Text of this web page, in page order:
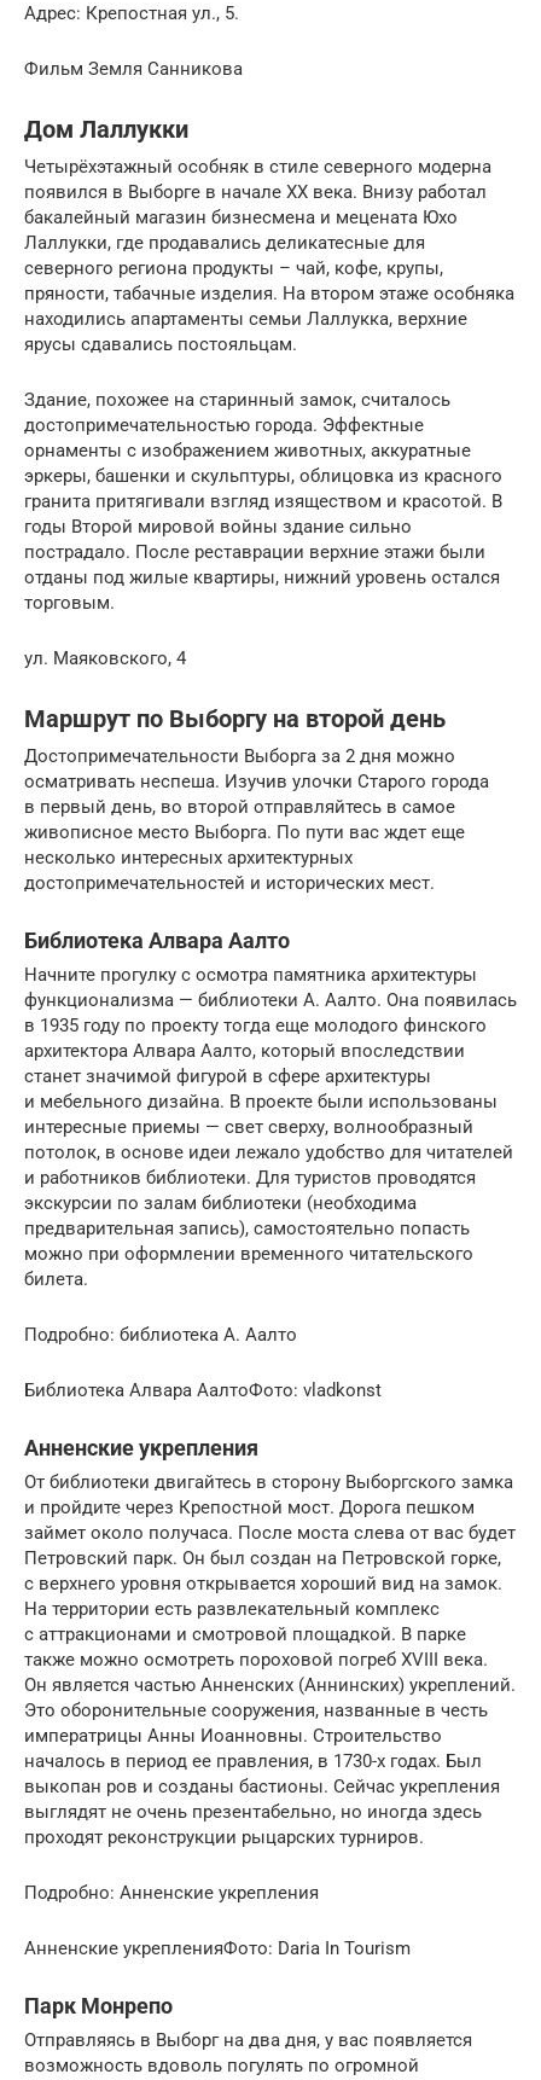
Адрес: Крепостная ул., 5.
Фильм Земля Санникова
Дом Лаллукки
Четырёхэтажный особняк в стиле северного модерна
появился в Выборге в начале XX века. Внизу работал
бакалейный магазин бизнесмена и мецената Юхо
Лаллукки, где продавались деликатесные для
северного региона продукты – чай, кофе, крупы,
пряности, табачные изделия. На втором этаже особняка
находились апартаменты семьи Лаллукка, верхние
ярусы сдавались постояльцам.
Здание, похожее на старинный замок, считалось
достопримечательностью города. Эффектные
орнаменты с изображением животных, аккуратные
эркеры, башенки и скульптуры, облицовка из красного
гранита притягивали взгляд изяществом и красотой. В
годы Второй мировой войны здание сильно
пострадало. После реставрации верхние этажи были
отданы под жилые квартиры, нижний уровень остался
торговым.
ул. Маяковского, 4
Маршрут по Выборгу на второй день
Достопримечательности Выборга за 2 дня можно
осматривать неспеша. Изучив улочки Старого города
в первый день, во второй отправляйтесь в самое
живописное место Выборга. По пути вас ждет еще
несколько интересных архитектурных
достопримечательностей и исторических мест.
Библиотека Алвара Аалто
Начните прогулку с осмотра памятника архитектуры
функционализма — библиотеки А. Аалто. Она появилась
в 1935 году по проекту тогда еще молодого финского
архитектора Алвара Аалто, который впоследствии
станет значимой фигурой в сфере архитектуры
и мебельного дизайна. В проекте были использованы
интересные приемы — свет сверху, волнообразный
потолок, в основе идеи лежало удобство для читателей
и работников библиотеки. Для туристов проводятся
экскурсии по залам библиотеки (необходима
предварительная запись), самостоятельно попасть
можно при оформлении временного читательского
билета.
Подробно: библиотека А. Аалто
Библиотека Алвара АалтоФото: vladkonst
Анненские укрепления
От библиотеки двигайтесь в сторону Выборгского замка
и пройдите через Крепостной мост. Дорога пешком
займет около получаса. После моста слева от вас будет
Петровский парк. Он был создан на Петровской горке,
с верхнего уровня открывается хороший вид на замок.
На территории есть развлекательный комплекс
с аттракционами и смотровой площадкой. В парке
также можно осмотреть пороховой погреб XVIII века.
Он является частью Анненских (Аннинских) укреплений.
Это оборонительные сооружения, названные в честь
императрицы Анны Иоанновны. Строительство
началось в период ее правления, в 1730-х годах. Был
выкопан ров и созданы бастионы. Сейчас укрепления
выглядят не очень презентабельно, но иногда здесь
проходят реконструкции рыцарских турниров.
Подробно: Анненские укрепления
Анненские укрепленияФото: Daria In Tourism
Парк Монрепо
Отправляясь в Выборг на два дня, у вас появляется
возможность вдоволь погулять по огромной